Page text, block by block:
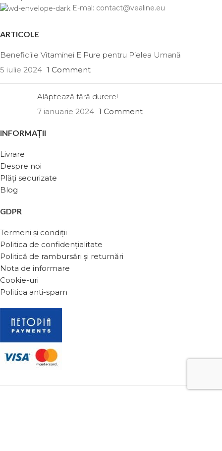
E-mal: contact@vealine.eu
ARTICOLE
Beneficiile Vitaminei E Pure pentru Pielea Umană
5 iulie 2024 1 Comment
Alăptează fără durere!
7 ianuarie 2024 1 Comment
INFORMAȚII
Livrare
Despre noi
Plăți securizate
Blog
GDPR
Termeni și condiții
Politica de confidențialitate
Politică de rambursări și returnări
Nota de informare
Cookie-uri
Politica anti-spam